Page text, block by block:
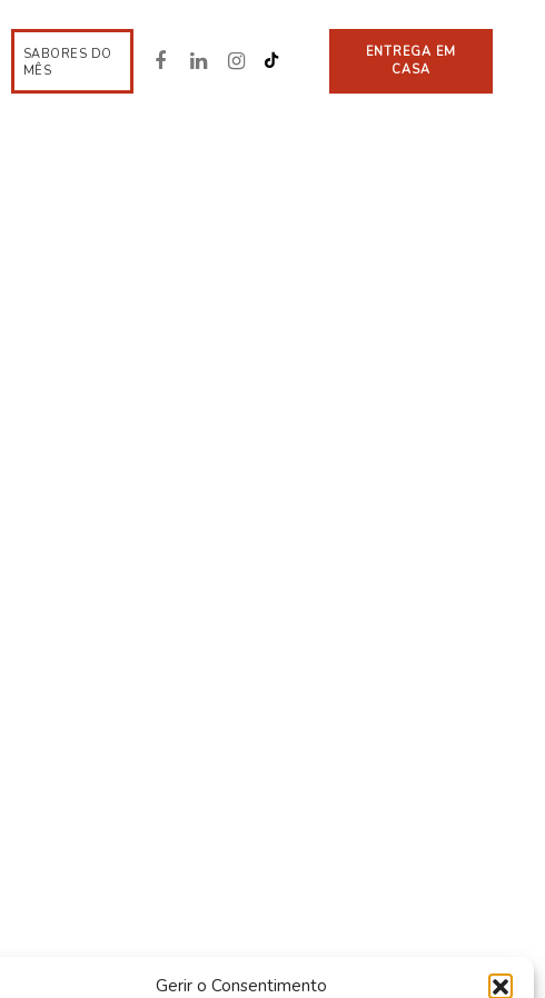
Gerir o Consentimento
SABORES DO
MÊS
ENTREGA EM
CASA